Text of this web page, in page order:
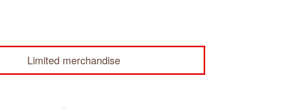
Limited merchandise